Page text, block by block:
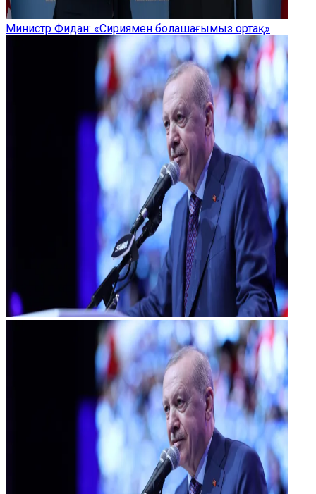
Министр Фидан: «Сириямен болашағымыз ортақ»